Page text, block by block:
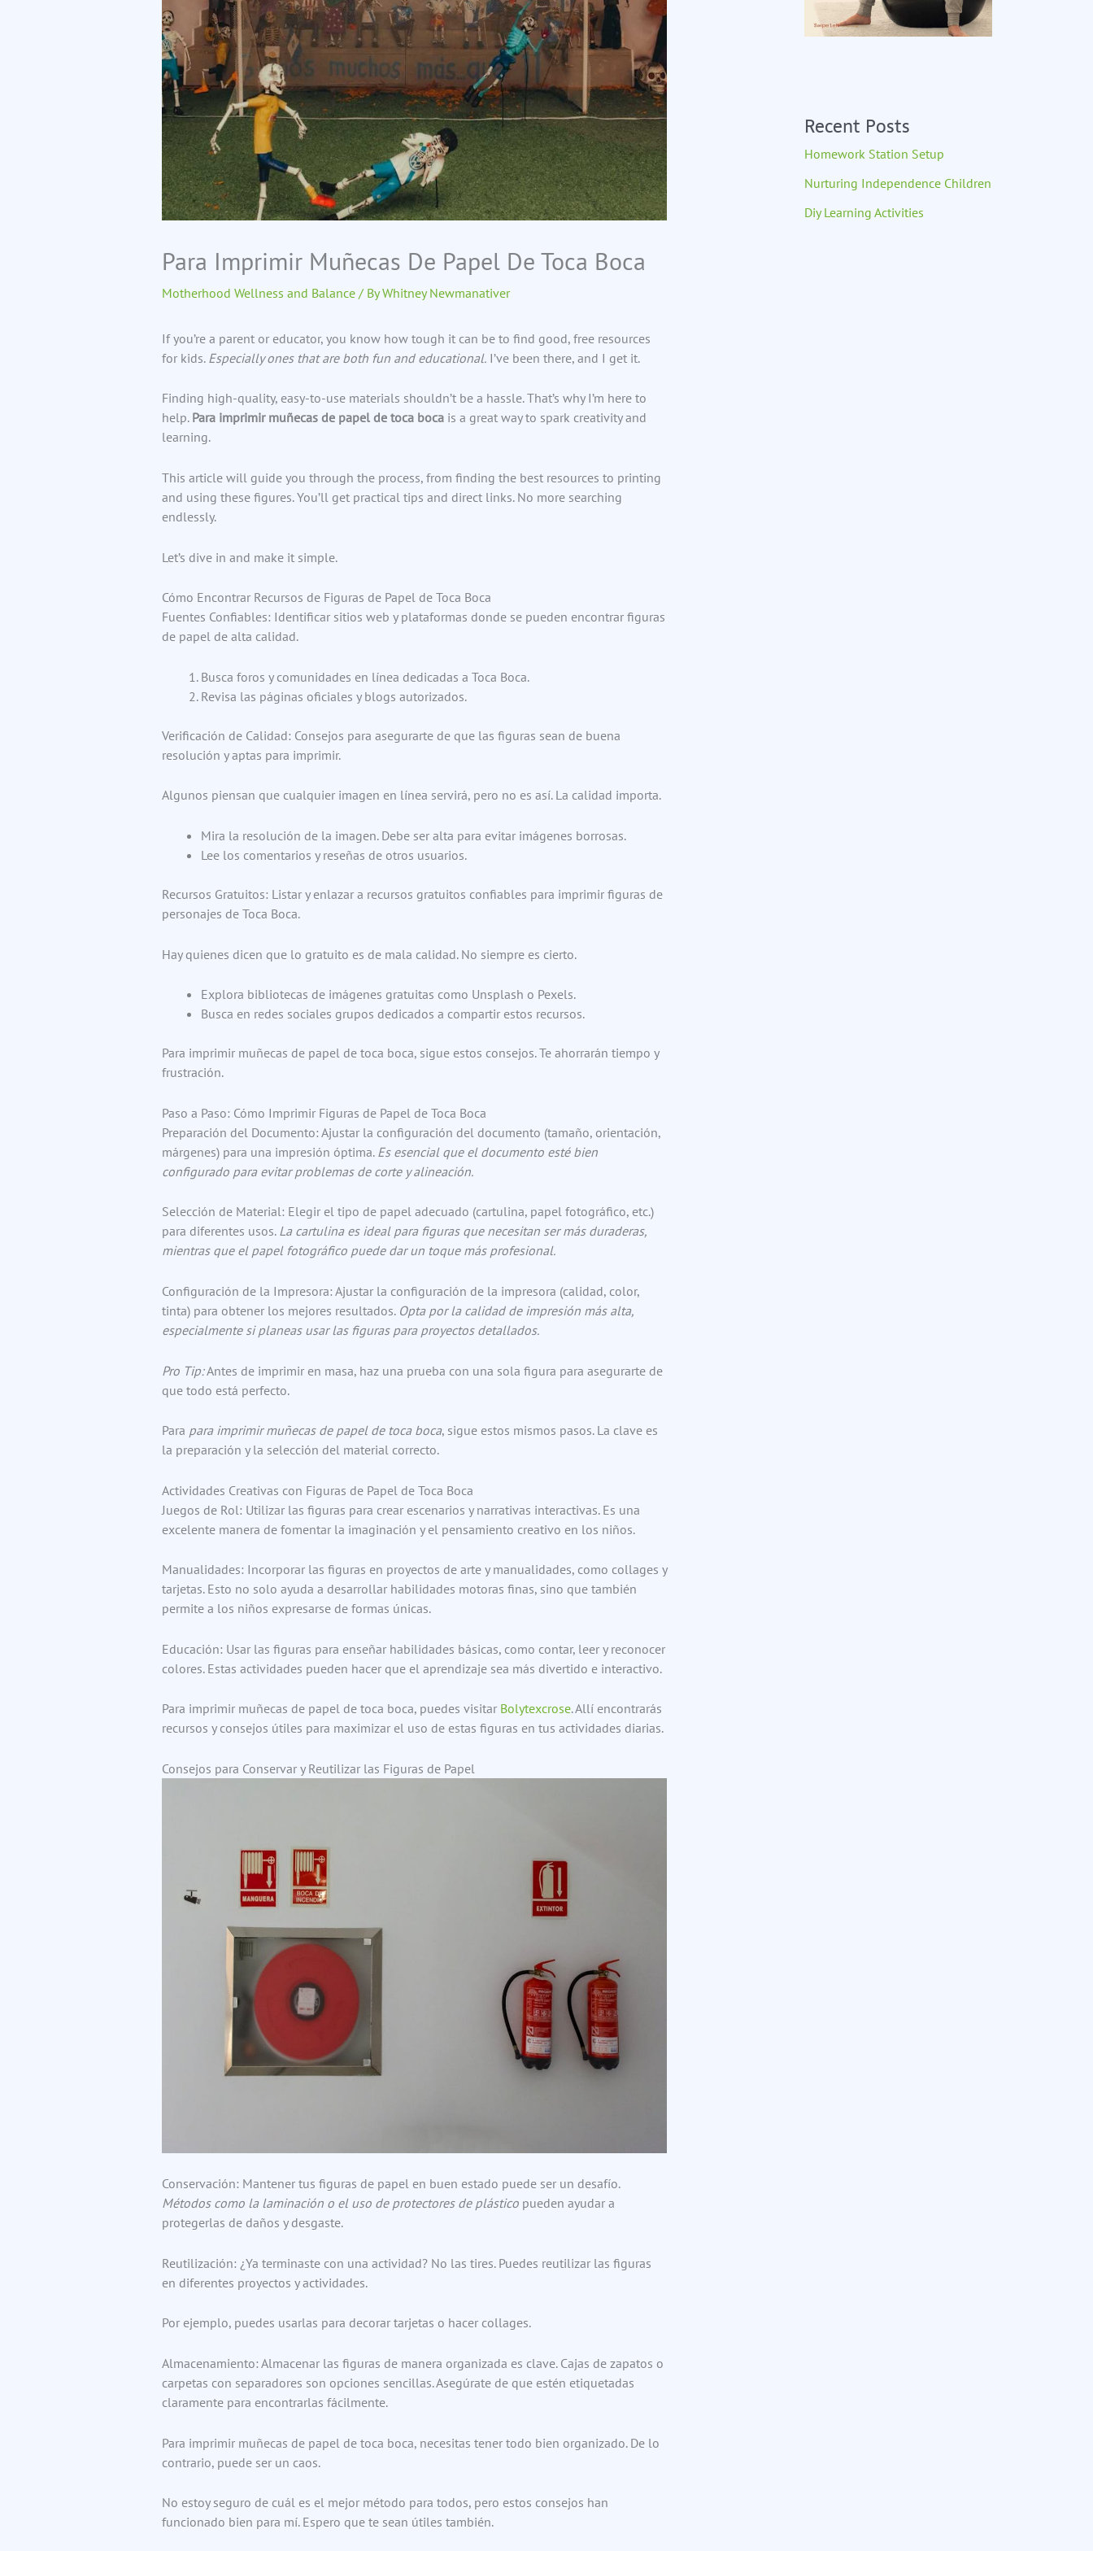
Para Imprimir Muñecas De Papel De Toca Boca
Motherhood Wellness and Balance/ ByWhitney Newmanativer
If you’re a parent or educator, you know how tough it can be to find good, free resources
for kids. Especially ones that are both fun and educational.I’ve been there, and I get it.
Finding high-quality, easy-to-use materials shouldn’t be a hassle. That’s why I’m here to
help. Para imprimir muñecas de papel de toca bocais a great way to spark creativity and
learning.
This article will guide you through the process, from finding the best resources to printing
and using these figures. You’ll get practical tips and direct links. No more searching
endlessly.
Let’s dive in and make it simple.
Cómo Encontrar Recursos de Figuras de Papel de Toca Boca
Fuentes Confiables: Identificar sitios web y plataformas donde se pueden encontrar figuras
de papel de alta calidad.
Busca foros y comunidades en línea dedicadas a Toca Boca.
Revisa las páginas oficiales y blogs autorizados.
Verificación de Calidad: Consejos para asegurarte de que las figuras sean de buena
resolución y aptas para imprimir.
Algunos piensan que cualquier imagen en línea servirá, pero no es así. La calidad importa.
Mira la resolución de la imagen. Debe ser alta para evitar imágenes borrosas.
Lee los comentarios y reseñas de otros usuarios.
Recursos Gratuitos: Listar y enlazar a recursos gratuitos confiables para imprimir figuras de
personajes de Toca Boca.
Hay quienes dicen que lo gratuito es de mala calidad. No siempre es cierto.
Explora bibliotecas de imágenes gratuitas como Unsplash o Pexels.
Busca en redes sociales grupos dedicados a compartir estos recursos.
Para imprimir muñecas de papel de toca boca, sigue estos consejos. Te ahorrarán tiempo y
frustración.
Paso a Paso: Cómo Imprimir Figuras de Papel de Toca Boca
Preparación del Documento: Ajustar la configuración del documento (tamaño, orientación,
márgenes) para una impresión óptima. Es esencial que el documento esté bien
configurado para evitar problemas de corte y alineación.
Selección de Material: Elegir el tipo de papel adecuado (cartulina, papel fotográfico, etc.)
para diferentes usos. La cartulina es ideal para figuras que necesitan ser más duraderas,
mientras que el papel fotográfico puede dar un toque más profesional.
Configuración de la Impresora: Ajustar la configuración de la impresora (calidad, color,
tinta) para obtener los mejores resultados. Opta por la calidad de impresión más alta,
especialmente si planeas usar las figuras para proyectos detallados.
Pro Tip:Antes de imprimir en masa, haz una prueba con una sola figura para asegurarte de
que todo está perfecto.
Para para imprimir muñecas de papel de toca boca, sigue estos mismos pasos. La clave es
la preparación y la selección del material correcto.
Actividades Creativas con Figuras de Papel de Toca Boca
Juegos de Rol: Utilizar las figuras para crear escenarios y narrativas interactivas. Es una
excelente manera de fomentar la imaginación y el pensamiento creativo en los niños.
Manualidades: Incorporar las figuras en proyectos de arte y manualidades, como collages y
tarjetas. Esto no solo ayuda a desarrollar habilidades motoras finas, sino que también
permite a los niños expresarse de formas únicas.
Educación: Usar las figuras para enseñar habilidades básicas, como contar, leer y reconocer
colores. Estas actividades pueden hacer que el aprendizaje sea más divertido e interactivo.
Para imprimir muñecas de papel de toca boca, puedes visitar Bolytexcrose. Allí encontrarás
recursos y consejos útiles para maximizar el uso de estas figuras en tus actividades diarias.
Consejos para Conservar y Reutilizar las Figuras de Papel
Conservación: Mantener tus figuras de papel en buen estado puede ser un desafío.
Métodos como la laminación o el uso de protectores de plásticopueden ayudar a
protegerlas de daños y desgaste.
Reutilización: ¿Ya terminaste con una actividad? No las tires. Puedes reutilizar las figuras
en diferentes proyectos y actividades.
Por ejemplo, puedes usarlas para decorar tarjetas o hacer collages.
Almacenamiento: Almacenar las figuras de manera organizada es clave. Cajas de zapatos o
carpetas con separadores son opciones sencillas. Asegúrate de que estén etiquetadas
claramente para encontrarlas fácilmente.
Para imprimir muñecas de papel de toca boca, necesitas tener todo bien organizado. De lo
contrario, puede ser un caos.
No estoy seguro de cuál es el mejor método para todos, pero estos consejos han
funcionado bien para mí. Espero que te sean útiles también.
Recent Posts
Homework Station Setup
Nurturing Independence Children
Diy Learning Activities